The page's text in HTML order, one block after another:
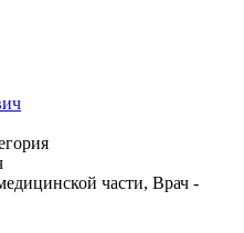
части, Врач -